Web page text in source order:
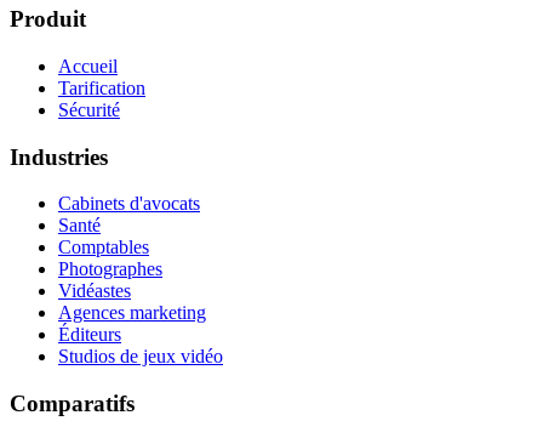
Produit
Accueil
Tarification
Sécurité
Industries
Cabinets d'avocats
Santé
Comptables
Photographes
Vidéastes
Agences marketing
Éditeurs
Studios de jeux vidéo
Comparatifs